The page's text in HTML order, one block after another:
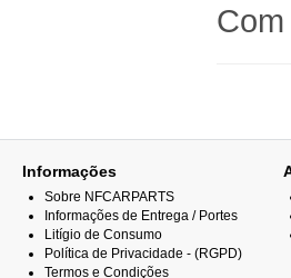
Informações
Sobre NFCARPARTS
Informações de Entrega / Portes
Litígio de Consumo
Política de Privacidade - (RGPD)
Termos e Condições